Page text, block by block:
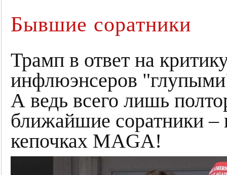
Бывшие соратники
Трамп в ответ на
инфлюэнсеров
А ведь всего лишь
ближайшие соратники –
кепочках MAGA!